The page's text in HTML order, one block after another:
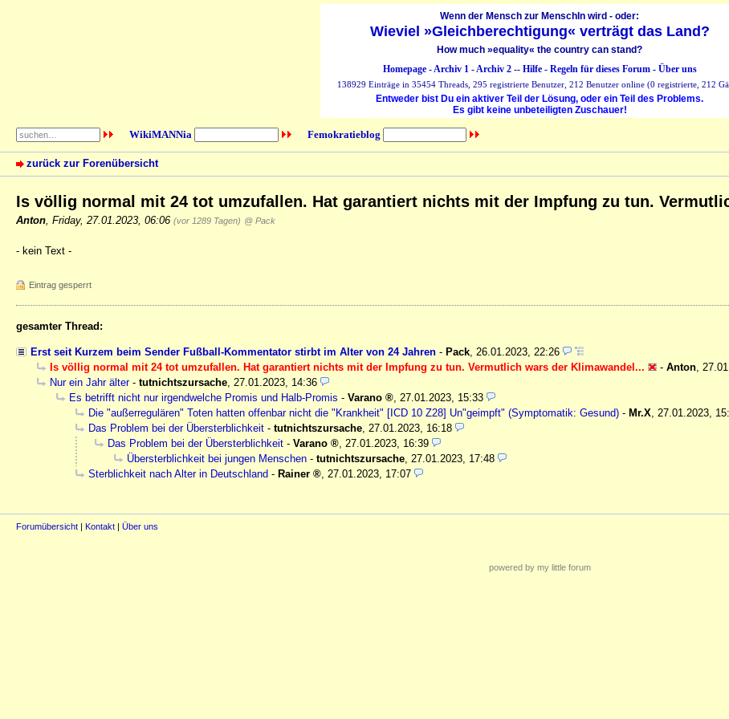
Wenn der Mensch zur MenschIn wird - oder:
Wieviel »Gleichberechtigung« verträgt das Land?
How much »equality« the country can stand?
Homepage-Archiv 1-Archiv 2-- Hilfe- Regeln für dieses Forum- Über uns
138929 Einträge in 35454 Threads, 295 registrierte Benutzer, 212 Benutzer online (0 registrierte, 212
Entweder bist Du ein aktiver Teil der Lösung, oder ein Teil des Problems.
Es gibt keine unbeteiligten Zuschauer!
WikiMANNia Femokratieblog
zurück zur Forenübersicht
Is völlig normal mit 24 tot umzufallen. Hat garantiert nichts mit der Impfung zu tun.
Anton Friday, 27.01.2023, 06:06 (vor 1289 Tagen) @ Pack
- kein Text -
Eintrag gesperrt
gesamter Thread:
Erst seit Kurzem beim Sender Fußball-Kommentator stirbt im Alter von 24 Jahren - Pack 26.01.2023, 22:26
Is völlig normal mit 24 tot umzufallen. Hat garantiert nichts mit der Impfung zu tun. Vermutlich wars der Klimawandel...
- Anton
Nur ein Jahr älter- tutnichtszursache 27.01.2023, 14:36
Es betrifft nicht nur irgendwelche Promis und Halb-Promis - Varano
27.01.2023, 15:33
Die "außerregulären" Toten hatten offenbar nicht die "Krankheit" [ICD 10 Z28] Un"geimpft" (Symptomatik: Gesund) - Mr.X
27.01.2023,
Das Problem bei der Übersterblichkeit - tutnichtszursache 27.01.2023, 16:18
Das Problem bei der Übersterblichkeit - Varano
27.01.2023, 16:39
Übersterblichkeit bei jungen Menschen - tutnichtszursache 27.01.2023, 17:48
Sterblichkeit nach Alter in Deutschland - Rainer 27.01.2023, 17:07
Forumübersicht | Kontakt | Über uns
powered by my little forum